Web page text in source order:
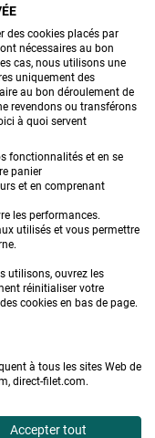
professionnel
des cookies placés par
nécessaires au bon
cas, nous utilisons une
uniquement des
au bon déroulement de
revendons ou transférons
à quoi servent
fonctionnalités et en se
panier
et en comprenant
les performances.
utilisés et vous permettre
utilisons, ouvrez les
réinitialiser votre
cookies en bas de page.
à tous les sites Web de
direct-filet.com.
Accepter tout